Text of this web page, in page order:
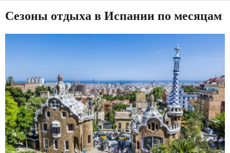
Сезоны отдыха в Испании по месяцам